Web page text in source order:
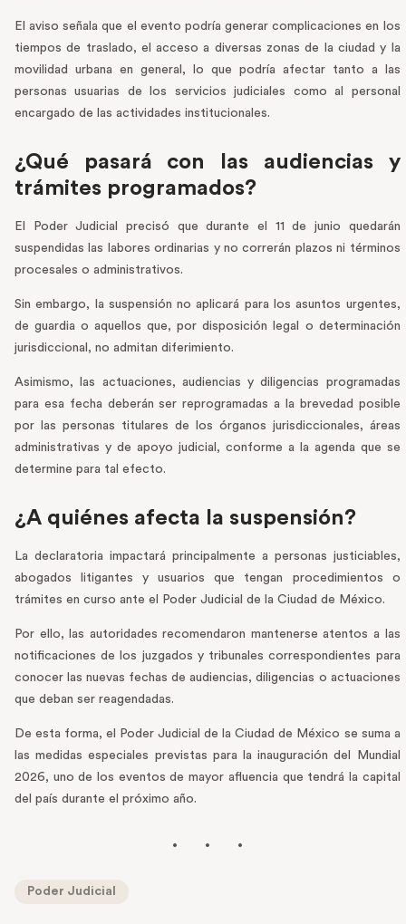
El aviso señala que el evento podría generar complicaciones en los
tiempos de traslado, el acceso a diversas zonas de la ciudad y la
movilidad urbana en general, lo que podría afectar tanto a las
personas usuarias de los servicios judiciales como al personal
encargado de las actividades institucionales.
¿Qué pasará con las audiencias y
trámites programados?
El Poder Judicial precisó que durante el 11 de junio quedarán
suspendidas las labores ordinarias y no correrán plazos ni términos
procesales o administrativos.
Sin embargo, la suspensión no aplicará para los asuntos urgentes,
de guardia o aquellos que, por disposición legal o determinación
jurisdiccional, no admitan diferimiento.
Asimismo, las actuaciones, audiencias y diligencias programadas
para esa fecha deberán ser reprogramadas a la brevedad posible
por las personas titulares de los órganos jurisdiccionales, áreas
administrativas y de apoyo judicial, conforme a la agenda que se
determine para tal efecto.
¿A quiénes afecta la suspensión?
La declaratoria impactará principalmente a personas justiciables,
abogados litigantes y usuarios que tengan procedimientos o
trámites en curso ante el Poder Judicial de la Ciudad de México.
Por ello, las autoridades recomendaron mantenerse atentos a las
notificaciones de los juzgados y tribunales correspondientes para
conocer las nuevas fechas de audiencias, diligencias o actuaciones
que deban ser reagendadas.
De esta forma, el Poder Judicial de la Ciudad de México se suma a
las medidas especiales previstas para la inauguración del Mundial
2026, uno de los eventos de mayor afluencia que tendrá la capital
del país durante el próximo año.
Poder Judicial